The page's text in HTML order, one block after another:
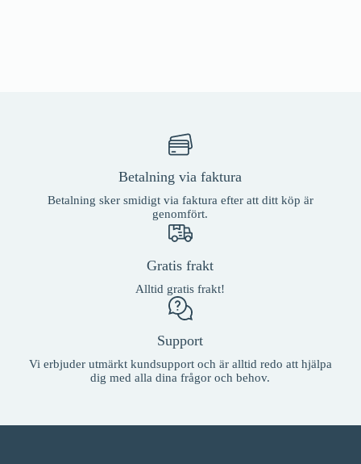
Betalning via faktura
Betalning sker smidigt via faktura efter att ditt köp är
genomfört.
Gratis frakt
Alltid gratis frakt!
Support
Vi erbjuder utmärkt kundsupport och är alltid redo att hjälpa
dig med alla dina frågor och behov.